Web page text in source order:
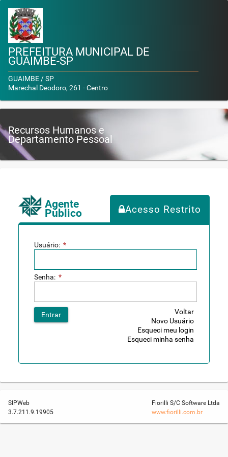
PREFEITURA MUNICIPAL DE
GUAIMBE-SP
GUAIMBE / SP
Marechal Deodoro, 261 - Centro
Recursos Humanos e
Departamento Pessoal
Agente
Público Acesso Restrito
Usuário: *
Senha: *
Entrar
Voltar
Novo Usuário
Esqueci meu login
Esqueci minha senha
SIPWeb
3.7.211.9.19905
Fiorilli S/C Software Ltda
www.fiorilli.com.br